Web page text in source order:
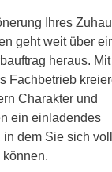
Ihres
geht weit über
heraus.
Fachbetrieb
Charakter und
ein einladendes
in dem Sie sich